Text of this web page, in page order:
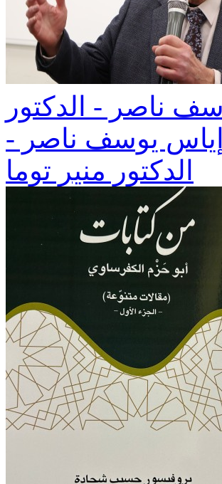
ناصر - الدكتور
إياس يوسف ناصر -
الدكتور منير توما